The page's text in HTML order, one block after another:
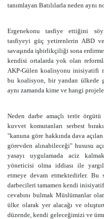
tanımlayan Batılılarla neden aynı
Ergenekonu tasfiye ettiğini
tasfiyeyi güç yetirenlerin ABD
savaşında işbirlikçiliği sona
kendisi ortalarda yok olan
AKP-Gülen koalisyonu inisiyatifi
bu koalisyon, bir yandan ülkede
aynı zamanda kime ve hangi
Neden darbe amaçlı terör
kuvvet komutanları serbest
"kanuna göre hakkında dava
görevden alınabileceği" hususu
yasayı uygulamada aciz
yöneticisi olma iddiası ile
etmeye devam etmektedirler. Bu
darbecileri tamamen kendi
cevabını bulmak Müslümanlar
ülke olarak yer alacağı ve
düzende, kendi geleceğimizi ve